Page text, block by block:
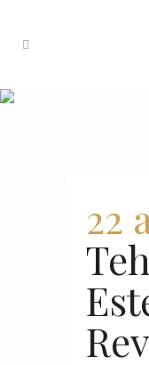
22